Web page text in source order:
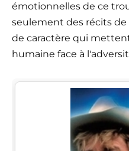
émotionnelles de ce
seulement des récits de
de caractère qui
humaine face à